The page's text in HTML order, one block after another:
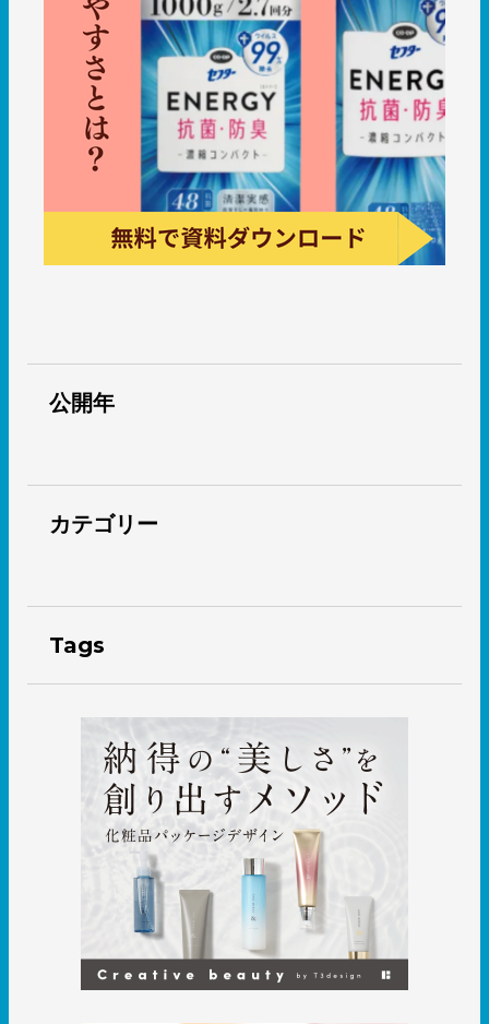
公開年
カテゴリー
Tags